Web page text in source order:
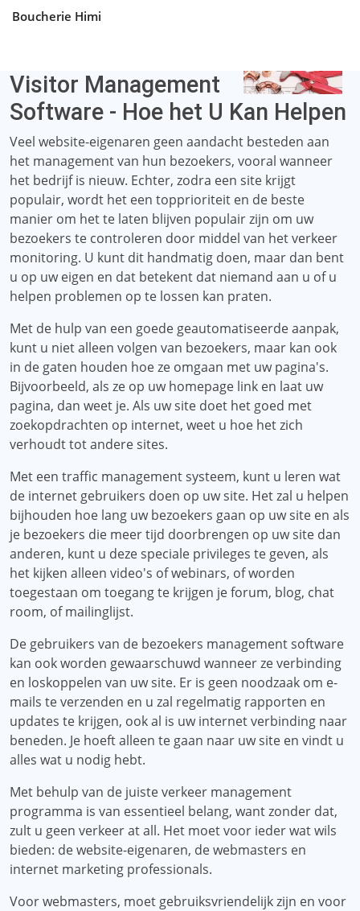
Boucherie Himi
Visitor Management
Software - Hoe het U Kan Helpen
Veel website-eigenaren geen aandacht besteden aan
het management van hun bezoekers, vooral wanneer
het bedrijf is nieuw. Echter, zodra een site krijgt
populair, wordt het een topprioriteit en de beste
manier om het te laten blijven populair zijn om uw
bezoekers te controleren door middel van het verkeer
monitoring. U kunt dit handmatig doen, maar dan bent
u op uw eigen en dat betekent dat niemand aan u of u
helpen problemen op te lossen kan praten.
Met de hulp van een goede geautomatiseerde aanpak,
kunt u niet alleen volgen van bezoekers, maar kan ook
in de gaten houden hoe ze omgaan met uw pagina's.
Bijvoorbeeld, als ze op uw homepage link en laat uw
pagina, dan weet je. Als uw site doet het goed met
zoekopdrachten op internet, weet u hoe het zich
verhoudt tot andere sites.
Met een traffic management systeem, kunt u leren wat
de internet gebruikers doen op uw site. Het zal u helpen
bijhouden hoe lang uw bezoekers gaan op uw site en als
je bezoekers die meer tijd doorbrengen op uw site dan
anderen, kunt u deze speciale privileges te geven, als
het kijken alleen video's of webinars, of worden
toegestaan ​​om toegang te krijgen je forum, blog, chat
room, of mailinglijst.
De gebruikers van de bezoekers management software
kan ook worden gewaarschuwd wanneer ze verbinding
en loskoppelen van uw site. Er is geen noodzaak om e-
mails te verzenden en u zal regelmatig rapporten en
updates te krijgen, ook al is uw internet verbinding naar
beneden. Je hoeft alleen te gaan naar uw site en vindt u
alles wat u nodig hebt.
Met behulp van de juiste verkeer management
programma is van essentieel belang, want zonder dat,
zult u geen verkeer at all. Het moet voor ieder wat wils
bieden: de website-eigenaren, de webmasters en
internet marketing professionals.
Voor webmasters, moet gebruiksvriendelijk zijn en voor